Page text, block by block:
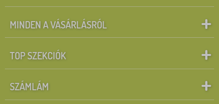
MINDEN A VÁSÁRLÁSRÓL
TOP SZEKCIÓK
SZÁMLÁM